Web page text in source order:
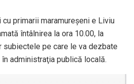
cu primarii maramureşeni e Liviu
întâlnirea la ora 10.00, la
subiectele pe care le va dezbate
administraţia publică locală.